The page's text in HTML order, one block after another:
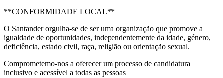
**CONFORMIDADE LOCAL**
O Santander orgulha-se de ser uma organização que promove a
igualdade de oportunidades, independentemente da idade, género,
deficiência, estado civil, raça, religião ou orientação sexual.
Comprometemo-nos a oferecer um processo de candidatura
inclusivo e acessível a todas as pessoas